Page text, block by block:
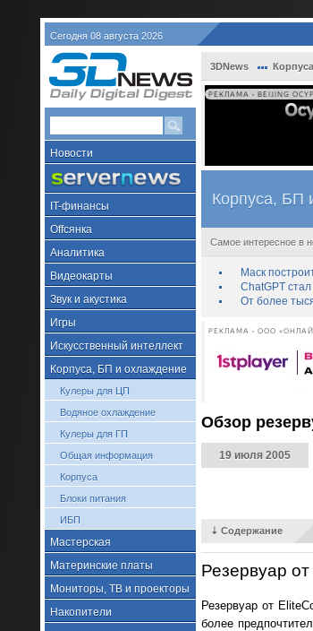
Сегодня 08 августа 2026
Новости
IT-финансы
Offсянка
Аналитика
Видеокарты
Звук и акустика
Игры
Искусственный интеллект
Корпуса, БП и охлаждение
Кулеры для ЦП
Водяное охлаждение
Кулеры для ГП
Общая информация
Корпуса
Блоки питания
ИБП
Мастерская
Материнские платы
Мониторы, ТВ и проекторы
Накопители
3DNews
РЕКЛАМА • BEIJING
Корпуса, БП
Самое интересное в
Маск
ChatGPT
От более
РЕКЛАМА • ООО
Обзор
19 июля 2005
⇣ Содержание
Резервуар от
Резервуар от
более